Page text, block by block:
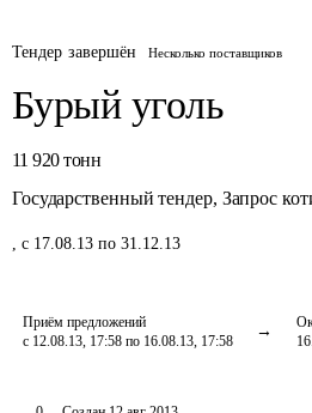
Тендер завершён Несколько поставщиков
Бурый уголь
11 920 тонн
Государственный тендер, Запрос
, с 17.08.13 по 31.12.13
Приём предложений
с 12.08.13, 17:58 по 16.08.13, 17:58